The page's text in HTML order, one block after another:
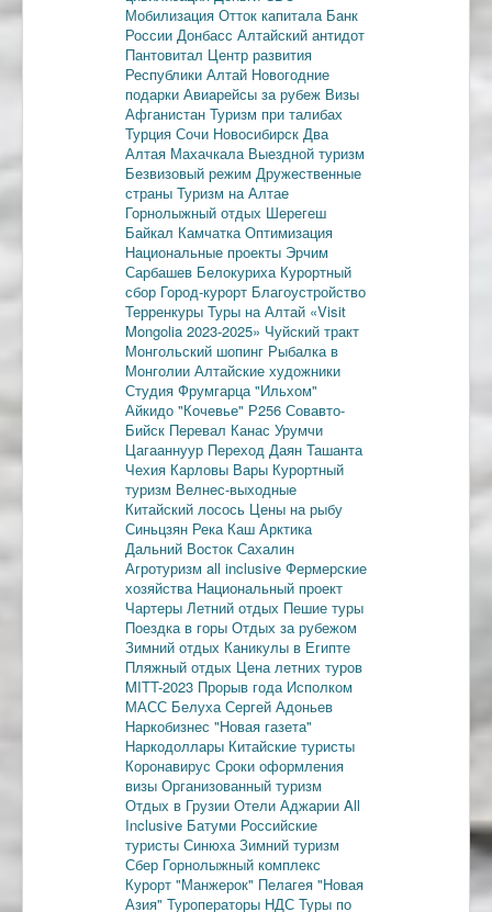
Мобилизация Отток капитала Банк
России Донбасс Алтайский антидот
Пантовитал Центр развития
Республики Алтай Новогодние
подарки Авиарейсы за рубеж Визы
Афганистан Туризм при талибах
Турция Сочи Новосибирск Два
Алтая Махачкала Выездной туризм
Безвизовый режим Дружественные
страны Туризм на Алтае
Горнолыжный отдых Шерегеш
Байкал Камчатка Оптимизация
Национальные проекты Эрчим
Сарбашев Белокуриха Курортный
сбор Город-курорт Благоустройство
Терренкуры Туры на Алтай «Visit
Mongolia 2023-2025» Чуйский тракт
Монгольский шопинг Рыбалка в
Монголии Алтайские художники
Студия Фрумгарца "Ильхом"
Айкидо "Кочевье" Р256 Совавто-
Бийск Перевал Канас Урумчи
Цагааннуур Переход Даян Ташанта
Чехия Карловы Вары Курортный
туризм Велнес-выходные
Китайский лосось Цены на рыбу
Синьцзян Река Каш Арктика
Дальний Восток Сахалин
Агротуризм all inclusive Фермерские
хозяйства Национальный проект
Чартеры Летний отдых Пешие туры
Поездка в горы Отдых за рубежом
Зимний отдых Каникулы в Египте
Пляжный отдых Цена летних туров
MITT-2023 Прорыв года Исполком
МАСС Белуха Сергей Адоньев
Наркобизнес "Новая газета"
Наркодоллары Китайские туристы
Коронавирус Сроки оформления
визы Организованный туризм
Отдых в Грузии Отели Аджарии All
Inclusive Батуми Российские
туристы Синюха Зимний туризм
Сбер Горнолыжный комплекс
Курорт "Манжерок" Пелагея "Новая
Азия" Туроператоры НДС Туры по